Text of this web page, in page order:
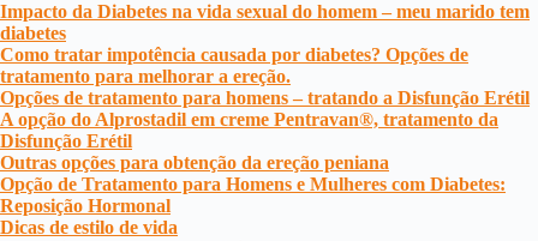
Impacto da Diabetes na vida sexual do homem – meu marido tem
diabetes
Como tratar impotência causada por diabetes? Opções de
tratamento para melhorar a ereção.
Opções de tratamento para homens – tratando a Disfunção Erétil
A opção do Alprostadil em creme Pentravan®, tratamento da
Disfunção Erétil
Outras opções para obtenção da ereção peniana
Opção de Tratamento para Homens e Mulheres com Diabetes:
Reposição Hormonal
Dicas de estilo de vida